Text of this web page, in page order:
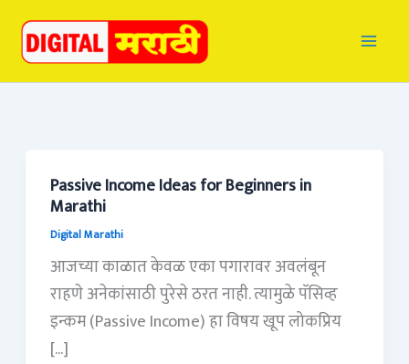
content
Passive Income Ideas for Beginners in
Marathi
Digital Marathi
आजच्या काळात केवळ एका पगारावर अवलंबून
राहणे अनेकांसाठी पुरेसे ठरत नाही. त्यामुळे पॅसिव्ह
इन्कम (Passive Income) हा विषय खूप लोकप्रिय
[…]
Passive
for
Beginners
in